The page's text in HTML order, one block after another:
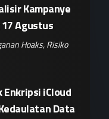
Kampanye
Agustus
Hoaks,Risiko
iCloud
Data